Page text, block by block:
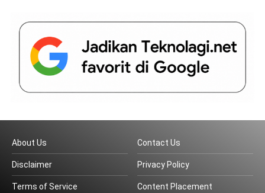
About Us Contact Us
Disclaimer Privacy Policy
Terms of Service Content Placement